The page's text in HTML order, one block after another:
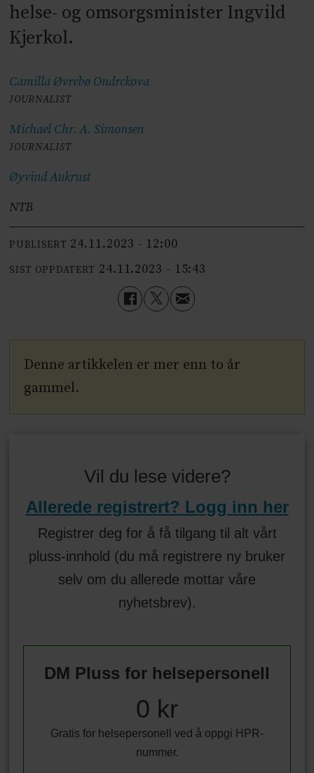
helse- og omsorgsminister Ingvild
Kjerkol.
Camilla Øvrebø Ondrckova
JOURNALIST
Michael Chr. A. Simonsen
JOURNALIST
ØyvindAukrust
NTB
PUBLISERT 24.11.2023 - 12:00
SIST OPPDATERT 24.11.2023 - 15:43
Denne artikkelen er mer enn to år
gammel.
Vil du lese videre?
Allerede registrert? Logg inn her
Registrer deg for å få tilgang til alt vårt
pluss-innhold (du må registrere ny bruker
selv om du allerede mottar våre
nyhetsbrev).
DM Pluss for helsepersonell
0 kr
Gratis for helsepersonell ved å oppgi HPR-
nummer.